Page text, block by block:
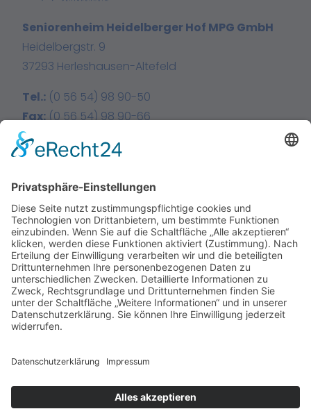
Seniorenheim Heidelberger Hof MPG GmbH
Heidelbergstr. 9
37293 Herleshausen-Altefeld
Tel.: (0 56 54) 98 90-50
Fax:(0 56 54) 98 90-66
E-Mail:info@heidelberger-hof.de
Instagram
Home
Über uns
Leistungen
Karriere
News
Kontakt